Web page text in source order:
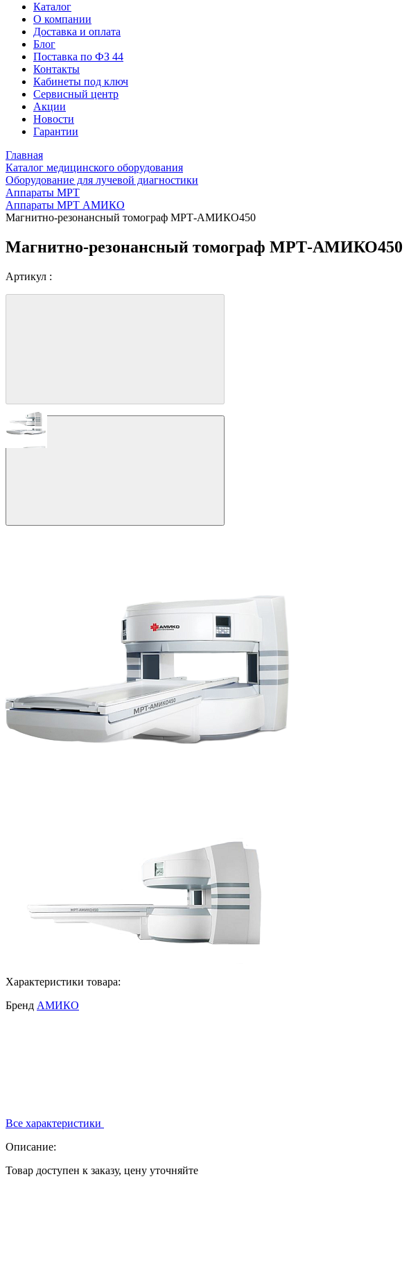
Каталог
О компании
Доставка и оплата
Блог
Поставка по ФЗ 44
Контакты
Кабинеты под ключ
Сервисный центр
Акции
Новости
Гарантии
Главная
Каталог медицинского оборудования
Оборудование для лучевой диагностики
Аппараты МРТ
Аппараты МРТ АМИКО
Магнитно-резонансный томограф МРТ-АМИКО450
Магнитно-резонансный томограф МРТ-АМИКО450
Артикул :
Характеристики товара:
Бренд АМИКО
Все характеристики
Описание:
Товар доступен к заказу, цену уточняйте